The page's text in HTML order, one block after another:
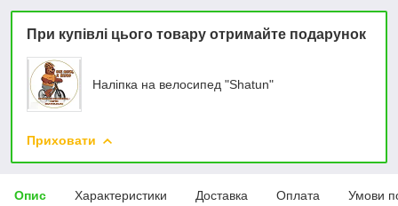
При купівлі цього товару отримайте подарунок
Наліпка на велосипед "Shatun"
Приховати
Опис Характеристики Доставка Оплата Умови